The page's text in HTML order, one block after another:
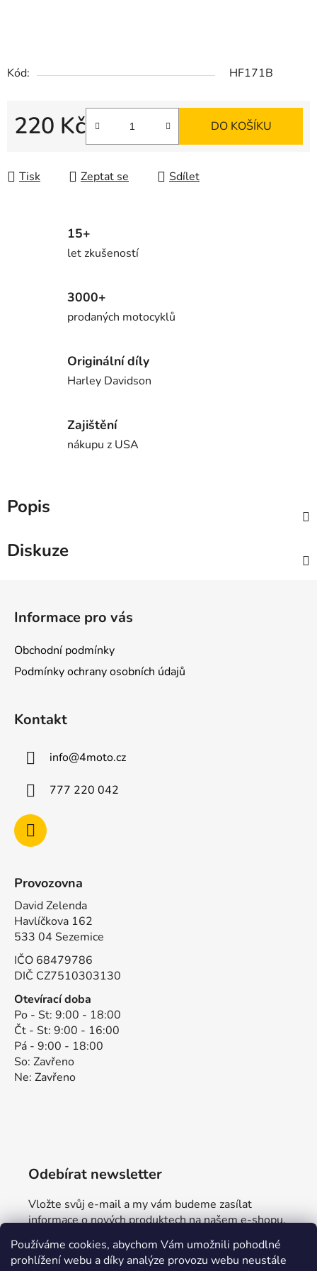
Používáme cookies, abychom Vám umožnili pohodlné
prohlížení webu a díky analýze provozu webu neustále
Kód: HF171B
220 Kč DO KOŠÍKU
Tisk Zeptat se Sdílet
15+
let zkušeností
3000+
prodaných motocyklů
Originální díly
Harley Davidson
Zajištění
nákupu z USA
Popis
Diskuze
Informace pro vás
Obchodní podmínky
Podmínky ochrany osobních údajů
Kontakt
info@4moto.cz
777 220 042
Provozovna
David Zelenda
Havlíčkova 162
533 04 Sezemice
IČO 68479786
DIČ CZ7510303130
Otevírací doba
Po - St: 9:00 - 18:00
Čt - St: 9:00 - 16:00
Pá - 9:00 - 18:00
So: Zavřeno
Ne: Zavřeno
Odebírat newsletter
Vložte svůj e-mail a my vám budeme zasílat
informace o nových produktech na našem e-shopu.
E-mail